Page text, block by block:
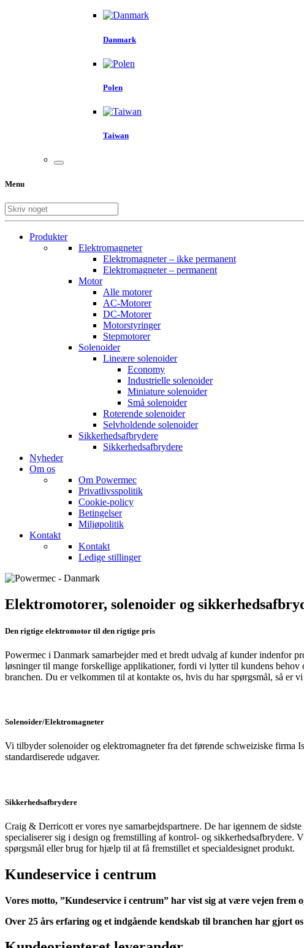
Danmark
Polen
Taiwan
Menu
Produkter
Elektromagneter
Elektromagneter – ikke permanent
Elektromagneter – permanent
Motor
Alle motorer
AC-Motorer
DC-Motorer
Motorstyringer
Stepmotorer
Solenoider
Lineære solenoider
Economy
Industrielle solenoider
Miniature solenoider
Små solenoider
Roterende solenoider
Selvholdende solenoider
Sikkerhedsafbrydere
Sikkerhedsafbrydere
Nyheder
Om os
Om Powermec
Privatlivsspolitik
Cookie-policy
Betingelser
Miljøpolitik
Kontakt
Kontakt
Ledige stillinger
Elektromotorer, solenoider og
Den rigtige elektromotor til den rigtige pris
Powermec i Danmark samarbejder med et bredt udvalg af kunder indenfor
løsninger til mange forskellige applikationer, fordi vi lytter til kundens
branchen. Du er velkommen til at kontakte os, hvis du har spørgsmål, så er
Solenoider/Elektromagneter
Vi tilbyder solenoider og elektromagneter fra det førende schweiziske firma
standardiserede udgaver.
Sikkerhedsafbrydere
Craig & Derricott er vores nye samarbejdspartnere. De har igennem de
specialiserer sig i design og fremstilling af kontrol- og sikkerhedsafbrydere.
spørgsmål eller brug for hjælp til at få fremstillet et specialdesignet produkt.
Kundeservice i centrum
Vores motto, ”Kundeservice i centrum” har vist sig at være vejen frem
Over 25 års erfaring og et indgående kendskab til branchen har gjort